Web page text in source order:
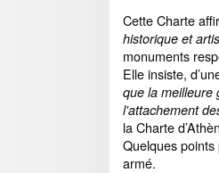
Cette Charte
historique et
monuments
Elle insiste,
que la meilleure
l'attachement
la Charte
Quelques
armé.